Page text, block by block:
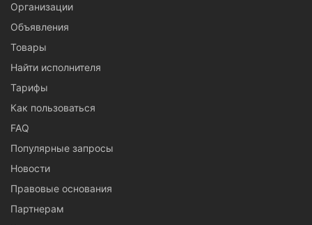
Организации
Объявления
Товары
Найти исполнителя
Тарифы
Как пользоваться
FAQ
Популярные запросы
Новости
Правовые основания
Партнерам